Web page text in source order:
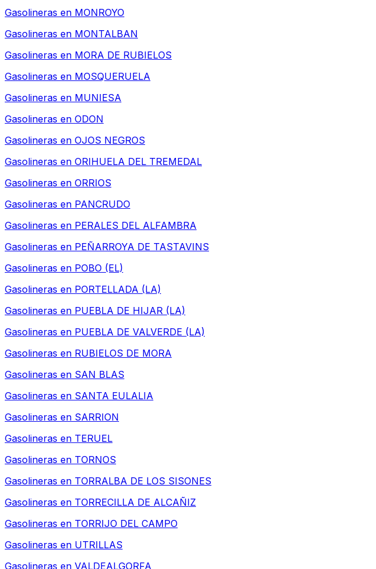
Gasolineras en MONROYO
Gasolineras en MONTALBAN
Gasolineras en MORA DE RUBIELOS
Gasolineras en MOSQUERUELA
Gasolineras en MUNIESA
Gasolineras en ODON
Gasolineras en OJOS NEGROS
Gasolineras en ORIHUELA DEL TREMEDAL
Gasolineras en ORRIOS
Gasolineras en PANCRUDO
Gasolineras en PERALES DEL ALFAMBRA
Gasolineras en PEÑARROYA DE TASTAVINS
Gasolineras en POBO (EL)
Gasolineras en PORTELLADA (LA)
Gasolineras en PUEBLA DE HIJAR (LA)
Gasolineras en PUEBLA DE VALVERDE (LA)
Gasolineras en RUBIELOS DE MORA
Gasolineras en SAN BLAS
Gasolineras en SANTA EULALIA
Gasolineras en SARRION
Gasolineras en TERUEL
Gasolineras en TORNOS
Gasolineras en TORRALBA DE LOS SISONES
Gasolineras en TORRECILLA DE ALCAÑIZ
Gasolineras en TORRIJO DEL CAMPO
Gasolineras en UTRILLAS
Gasolineras en VALDEALGORFA